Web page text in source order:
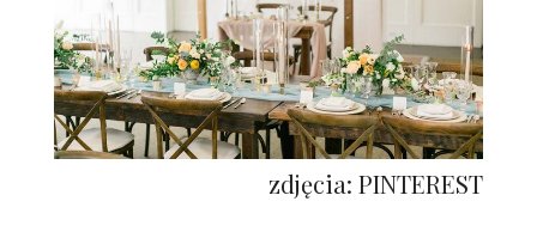
zdjęcia: PINTEREST